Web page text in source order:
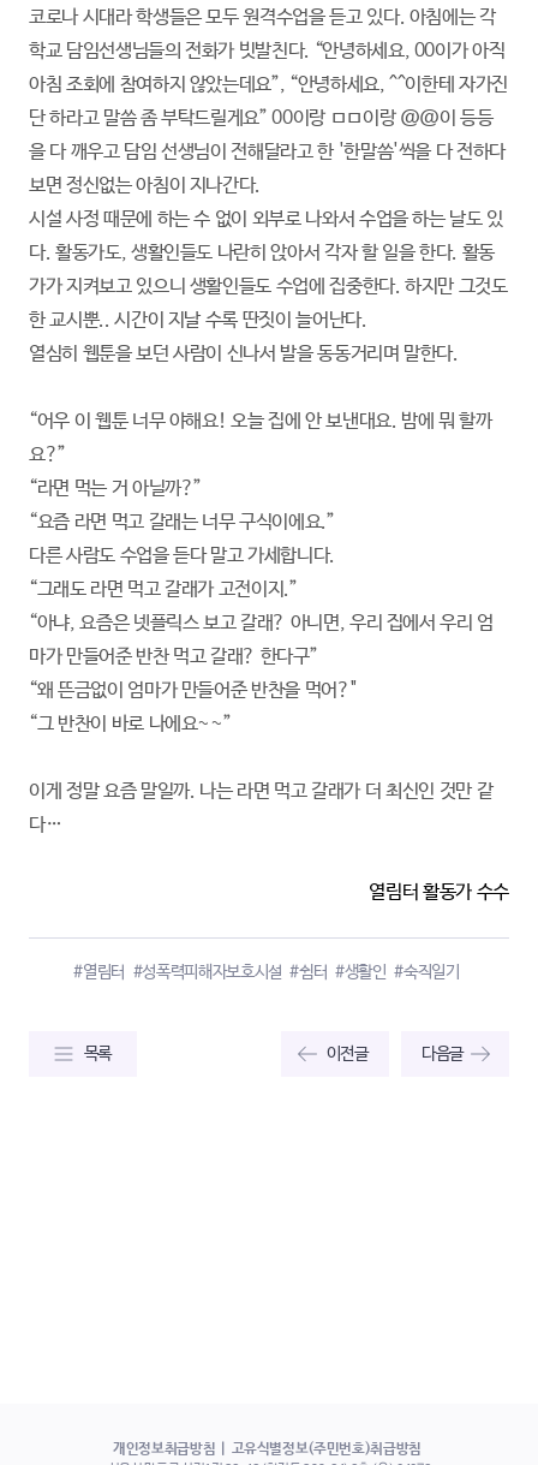
코로나 시대라 학생들은 모두 원격수업을 듣고 있다. 아침에는 각
학교 담임선생님들의 전화가 빗발친다. “안녕하세요, 00이가 아직
아침 조회에 참여하지 않았는데요”, “안녕하세요, ^^이한테 자가진
단 하라고 말씀 좀 부탁드릴게요” 00이랑 ㅁㅁ이랑 @@이 등등
을 다 깨우고 담임 선생님이 전해달라고 한 '한말씀'씩을 다 전하다
보면 정신없는 아침이 지나간다.
시설 사정 때문에 하는 수 없이 외부로 나와서 수업을 하는 날도 있
다. 활동가도, 생활인들도 나란히 앉아서 각자 할 일을 한다. 활동
가가 지켜보고 있으니 생활인들도 수업에 집중한다. 하지만 그것도
한 교시뿐.. 시간이 지날 수록 딴짓이 늘어난다.
열심히 웹툰을 보던 사람이 신나서 발을 동동거리며 말한다.
“어우 이 웹툰 너무 야해요! 오늘 집에 안 보낸대요. 밤에 뭐 할까
요?”
“라면 먹는 거 아닐까?”
“요즘 라면 먹고 갈래는 너무 구식이에요.”
다른 사람도 수업을 듣다 말고 가세합니다.
“그래도 라면 먹고 갈래가 고전이지.”
“아냐, 요즘은 넷플릭스 보고 갈래? 아니면, 우리 집에서 우리 엄
마가 만들어준 반찬 먹고 갈래? 한다구”
“왜 뜬금없이 엄마가 만들어준 반찬을 먹어?"
“그 반찬이 바로 나에요~~”
이게 정말요즘 말일까. 나는 라면 먹고 갈래가 더 최신인 것만 같
다…
열림터 활동가 수수
#열림터 #성폭력피해자보호시설 #쉼터 #생활인 #숙직일기
목록 이전글 다음글
개인정보취급방침 고유식별정보(주민번호)취급방침